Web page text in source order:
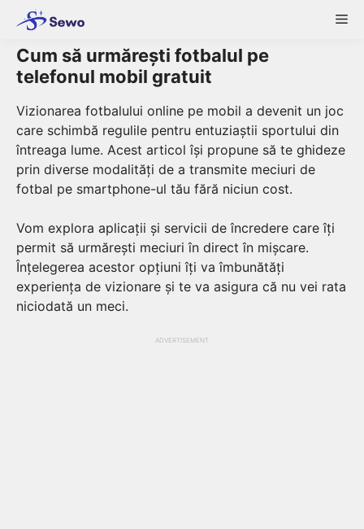
content
Cum să urmărești fotbalul pe
telefonul mobil gratuit
Vizionarea fotbalului online pe mobil a devenit un joc
care schimbă regulile pentru entuziaștii sportului din
întreaga lume. Acest articol își propune să te ghideze
prin diverse modalități de a transmite meciuri de
fotbal pe smartphone-ul tău fără niciun cost.
Vom explora aplicații și servicii de încredere care îți
permit să urmărești meciuri în direct în mișcare.
Înțelegerea acestor opțiuni îți va îmbunătăți
experiența de vizionare și te va asigura că nu vei rata
niciodată un meci.
ADVERTISEMENT